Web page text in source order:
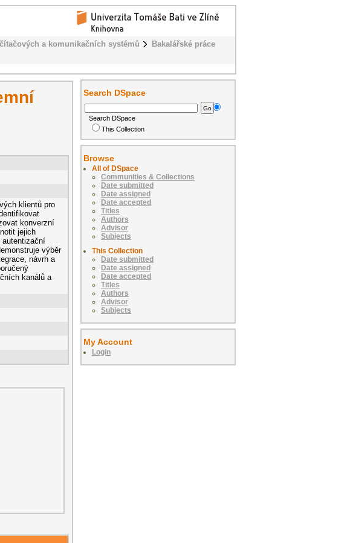
a komunikačních systémů
Bakalářské práce
klientů pro
konverzní
jejich
autentizační
výběr
návrh a
kanálů a
Search DSpace
Search DSpace
This Collection
Browse
All of DSpace
Communities & Collections
Date submitted
Date assigned
Date accepted
Titles
Authors
Advisor
Subjects
This Collection
Date submitted
Date assigned
Date accepted
Titles
Authors
Advisor
Subjects
My Account
Login